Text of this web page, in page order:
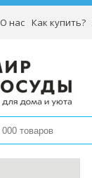
О нас Как купить?